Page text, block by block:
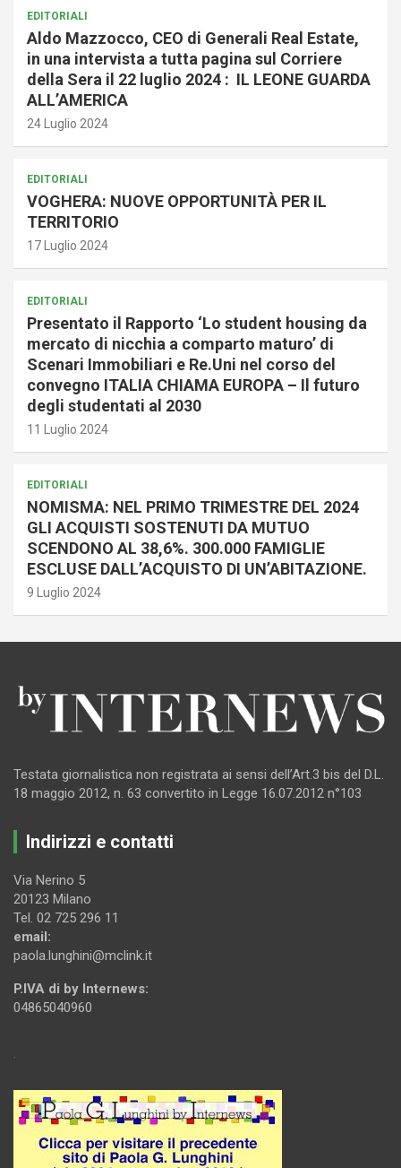
EDITORIALI
Aldo Mazzocco, CEO di Generali Real Estate,
in una intervista a tutta pagina sul Corriere
della Sera il 22 luglio 2024 : IL LEONE GUARDA
ALL’AMERICA
24 Luglio 2024
EDITORIALI
VOGHERA: NUOVE OPPORTUNITÀ PER IL
TERRITORIO
17 Luglio 2024
EDITORIALI
Presentato il Rapporto ‘Lo student housing da
mercato di nicchia a comparto maturo’ di
Scenari Immobiliari e Re.Uni nel corso del
convegno ITALIA CHIAMA EUROPA – Il futuro
degli studentati al 2030
11 Luglio 2024
EDITORIALI
NOMISMA: NEL PRIMO TRIMESTRE DEL 2024
GLI ACQUISTI SOSTENUTI DA MUTUO
SCENDONO AL 38,6%. 300.000 FAMIGLIE
ESCLUSE DALL’ACQUISTO DI UN’ABITAZIONE.
9 Luglio 2024
Testata giornalistica non registrata ai sensi dell’Art.3 bis del D.L.
18 maggio 2012, n. 63 convertito in Legge 16.07.2012 n°103
Indirizzi e contatti
Via Nerino 5
20123 Milano
Tel. 02 725 296 11
email:
paola.lunghini@mclink.it
P.IVA di by Internews:
04865040960
.